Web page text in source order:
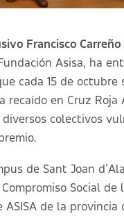
Francisco Carreño
Asisa, ha
cada 15 de octubre
recaído en Cruz
colectivos
de Sant Joan
Social de
de la provincia